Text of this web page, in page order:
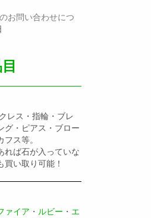
お問い合わせにつ
レス・指輪・ブレ
グ・ピアス・ブロー
ス等。
れば石が入っていな
買い取り可能！
ァイア ・ ルビー ・ エ